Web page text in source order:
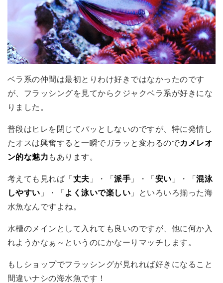
ベラ系の仲間は最初とりわけ好きではなかったのです
が、フラッシングを見てからクジャクベラ系が好きにな
りました。
普段はヒレを閉じてパッとしないのですが、特に発情し
たオスは興奮すると一瞬でガラッと変わるのでカメレオ
ン的な魅力 もあります。
考えても見れば「丈夫 」・「派手 」・「安い 」・「混泳
しやすい 」・「よく泳いで楽しい 」といろいろ揃った海
水魚なんですよね。
水槽のメインとして入れても良いのですが、他に何か入
れようかなぁ～というのにかなーりマッチします。
もしショップでフラッシングが見れれば好きになること
間違いナシの海水魚です！